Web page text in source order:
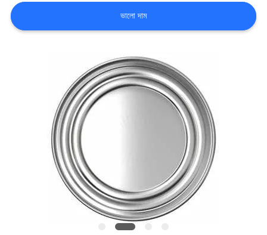
উদ্ধৃতির
ভালো দাম